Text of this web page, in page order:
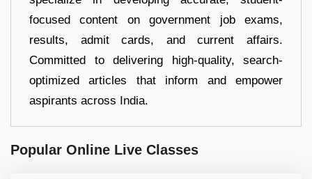
focused content on government job exams,
results, admit cards, and current affairs.
Committed to delivering high-quality, search-
optimized articles that inform and empower
aspirants across India.
Popular Online Live Classes